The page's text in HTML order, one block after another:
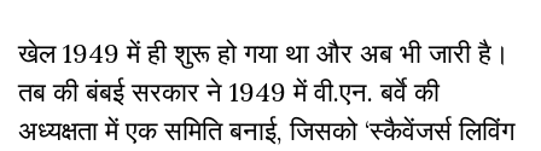
खेल 1949 में ही शुरू हो गया था और अब भी जारी है।
तब की बंबई सरकार ने 1949 में वी.एन. बर्वे की
अध्यक्षता में एक समिति बनाई, जिसको ‘स्कैवेंजर्स लिविंग